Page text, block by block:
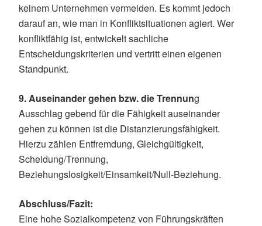
keinem Unternehmen vermeiden. Es kommt jedoch
darauf an, wie man in Konfliktsituationen agiert. Wer
konfliktfähig ist, entwickelt sachliche
Entscheidungskriterien und vertritt einen eigenen
Standpunkt.
9. Auseinander gehen bzw. die Trennung
Ausschlag gebend für die Fähigkeit auseinander
gehen zu können ist die Distanzierungsfähigkeit.
Hierzu zählen Entfremdung, Gleichgültigkeit,
Scheidung/Trennung,
Beziehungslosigkeit/Einsamkeit/Null-Beziehung.
Abschluss/Fazit:
Eine hohe Sozialkompetenz von Führungskräften